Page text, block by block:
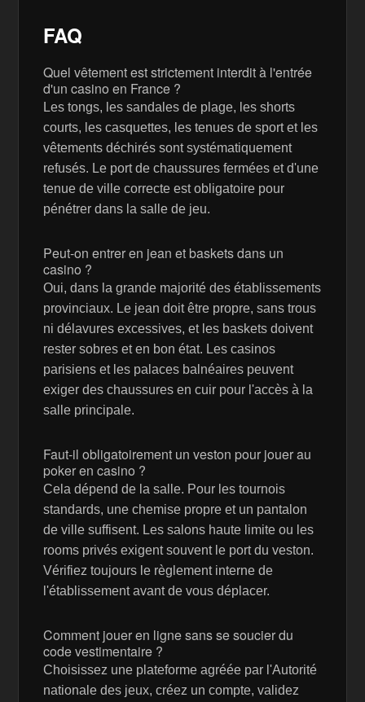
FAQ
Quel vêtement est strictement interdit à l'entrée
d'un casino en France ?
Les tongs, les sandales de plage, les shorts
courts, les casquettes, les tenues de sport et les
vêtements déchirés sont systématiquement
refusés. Le port de chaussures fermées et d'une
tenue de ville correcte est obligatoire pour
pénétrer dans la salle de jeu.
Peut-on entrer en jean et baskets dans un
casino ?
Oui, dans la grande majorité des établissements
provinciaux. Le jean doit être propre, sans trous
ni délavures excessives, et les baskets doivent
rester sobres et en bon état. Les casinos
parisiens et les palaces balnéaires peuvent
exiger des chaussures en cuir pour l'accès à la
salle principale.
Faut-il obligatoirement un veston pour jouer au
poker en casino ?
Cela dépend de la salle. Pour les tournois
standards, une chemise propre et un pantalon
de ville suffisent. Les salons haute limite ou les
rooms privés exigent souvent le port du veston.
Vérifiez toujours le règlement interne de
l'établissement avant de vous déplacer.
Comment jouer en ligne sans se soucier du
code vestimentaire ?
Choisissez une plateforme agréée par l'Autorité
nationale des jeux, créez un compte, validez